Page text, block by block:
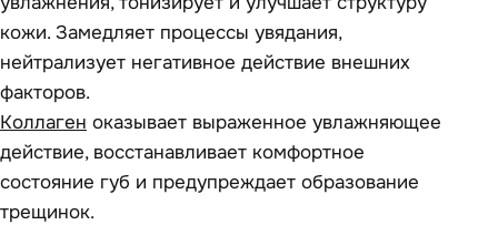
кожи. Замедляет процессы увядания,
нейтрализует негативное действие внешних
факторов.
Коллаген оказывает выраженное увлажняющее
действие, восстанавливает комфортное
состояние губ и предупреждает образование
трещинок.